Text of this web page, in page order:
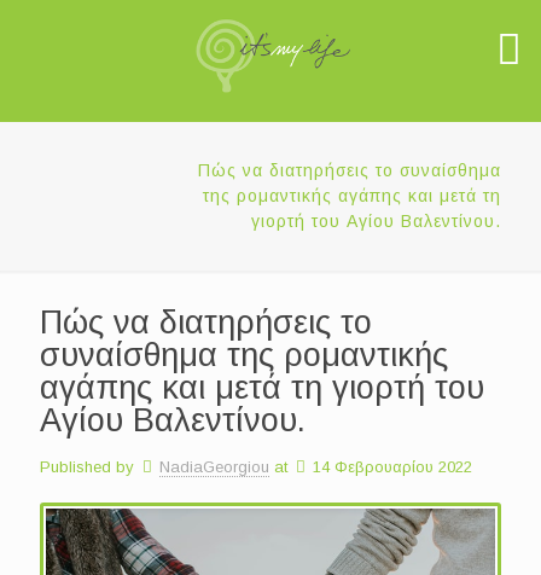
Πώς να διατηρήσεις το συναίσθημα
της ρομαντικής αγάπης και μετά τη
γιορτή του Αγίου Βαλεντίνου.
Πώς να διατηρήσεις το
συναίσθημα της ρομαντικής
αγάπης και μετά τη γιορτή του
Αγίου Βαλεντίνου.
Published by NadiaGeorgiou at 14 Φεβρουαρίου 2022